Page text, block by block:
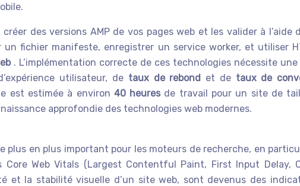
des versions AMP de vos pages web et les valider à l’aide
un fichier manifeste, enregistrer un service worker, et utiliser
. L’implémentation correcte de ces technologies nécessite
utilisateur, de taux de rebond et de taux de
est estimée à environ 40 heures de travail pour un site de
approfondie des technologies web modernes.
en plus important pour les moteurs de recherche, en
Core Web Vitals (Largest Contentful Paint, First Input Delay,
et la stabilité visuelle d’un site web, sont devenus des